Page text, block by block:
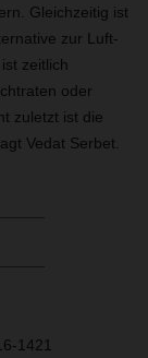
Gleichzeitig ist
zur Luft-
zeitlich
oder
zuletzt ist die
Vedat Serbet.
1421